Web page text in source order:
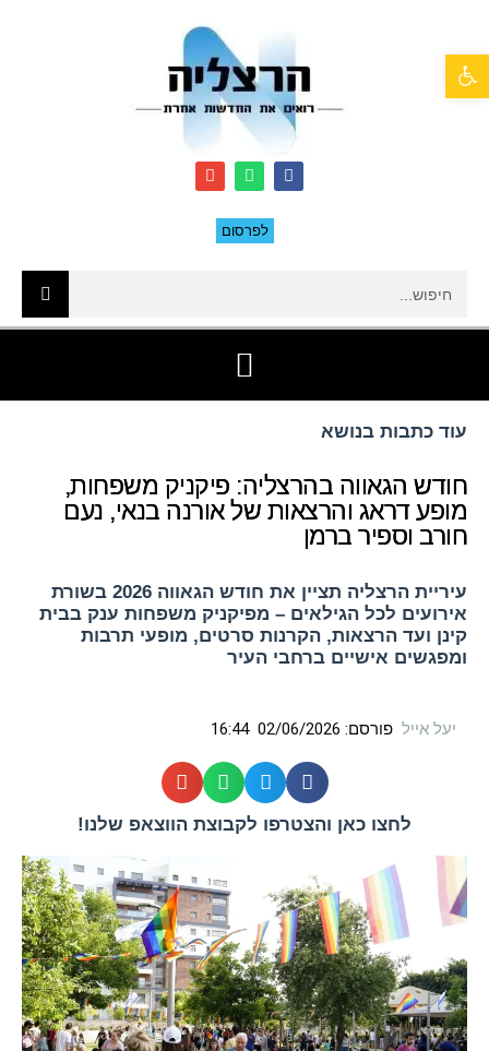
לפרסום
עוד כתבות בנושא
חודש הגאווה בהרצליה: פיקניק משפחות,
מופע דראג והרצאות של אורנה בנאי, נעם
חורב וספיר ברמן
עיריית הרצליה תציין את חודש הגאווה 2026 בשורת
אירועים לכל הגילאים – מפיקניק משפחות ענק בבית
קינן ועד הרצאות, הקרנות סרטים, מופעי תרבות
ומפגשים אישיים ברחבי העיר
יעל אייל פורסם: 02/06/2026
16:44
לחצו כאן והצטרפו לקבוצת הווצאפ שלנו!
פתח סרגל נגישות